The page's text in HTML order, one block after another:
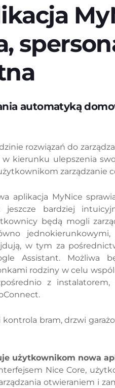
automatyką
rozwiązań do
kierunku ulepszenia
zarządzanie
aplikacja MyNice
jeszcze bardziej
będą mogli
w tym za
Assistant. Możliwa
rodziny w celu
z
kontrola bram, drzwi
użytkownikom nowa
Nice Core,
otwieraniem i